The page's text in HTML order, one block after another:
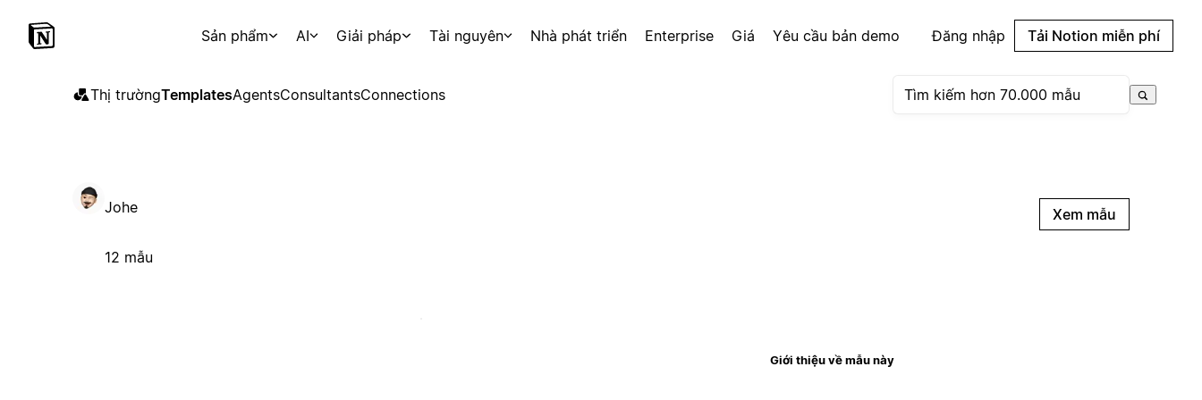
Sản phẩm AI Giải pháp Tài nguyên Nhà phát triển Enterprise Giá Yêu cầu bản demo Đăng nhập Tải Notion miễn phí
Thị trườngTemplatesAgentsConsultantsConnections
Johe
12 mẫu
Xem mẫu
Giới thiệu về mẫu này